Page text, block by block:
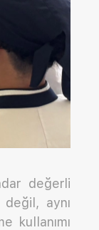
değerli
aynı
kullanımı